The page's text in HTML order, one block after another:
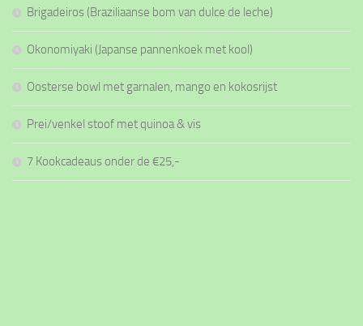
Brigadeiros (Braziliaanse bom van dulce de leche)
Okonomiyaki (Japanse pannenkoek met kool)
Oosterse bowl met garnalen, mango en kokosrijst
Prei/venkel stoof met quinoa & vis
7 Kookcadeaus onder de €25,-